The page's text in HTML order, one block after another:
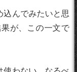
んでみたいと思
が、この一文で